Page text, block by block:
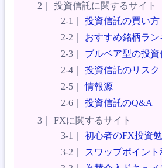
投資信託に関するサイト
投資信託の買い方
おすすめ銘柄ラン
ブルベア型の投資
投資信託のリスク
情報源
投資信託のQ&A
FXに関するサイト
初心者のFX投資
スワップポイント